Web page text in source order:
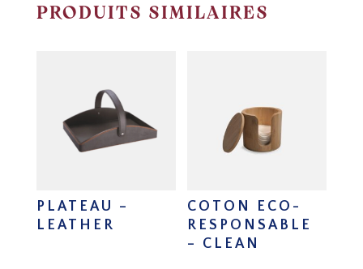
PRODUITS SIMILAIRES
PLATEAU –
LEATHER
COTON ECO-
RESPONSABLE
– CLEAN